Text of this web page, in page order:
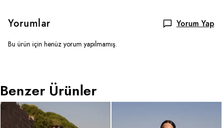
Yorumlar Yorum Yap
Bu ürün için henüz yorum yapılmamış.
Benzer Ürünler